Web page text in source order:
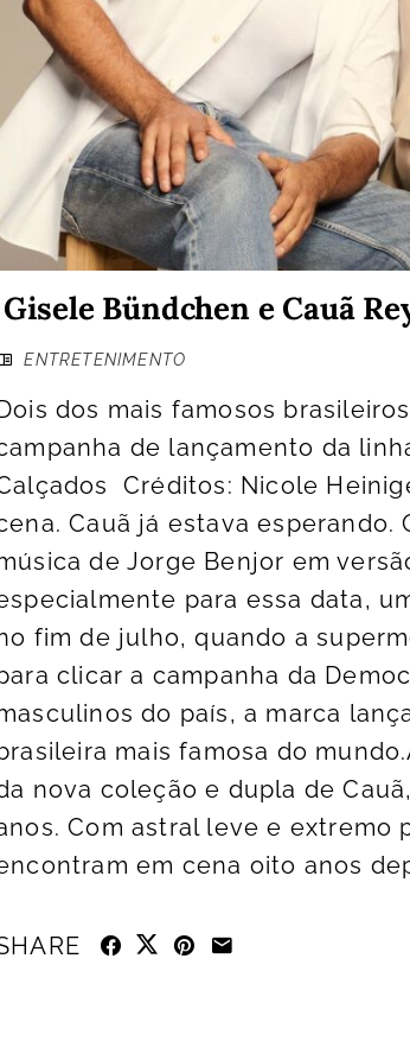
Gisele Bündchen e Cauã
ENTRETENIMENTO
dos mais famosos
de lançamento da
Créditos: Nicole
Cauã já estava esperando.
de Jorge Benjor em
para essa data,
fim de julho, quando a
clicar a campanha da
do país, a marca
mais famosa do
nova coleção e dupla de
Com astral leve e extremo
em cena oito anos